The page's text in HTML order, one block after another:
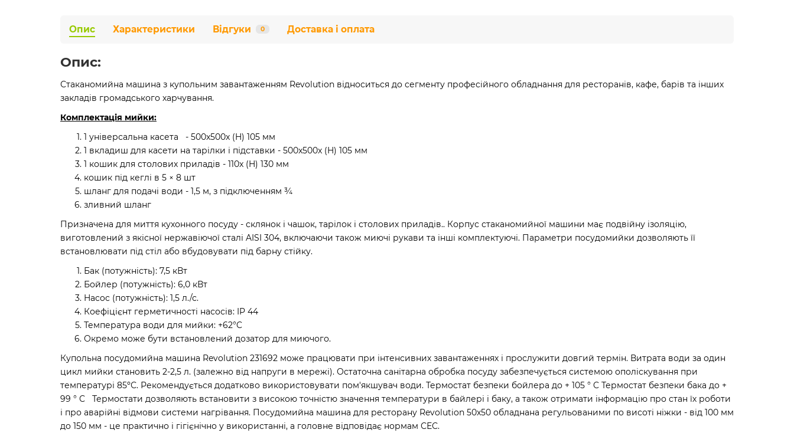
Опис Характеристики Відгуки 0 Доставка і оплата
Опис:
Стаканомийна машина з купольним завантаженням Revolution відноситься до сегменту професійного обладнання для ресторанів, кафе, барів та інших
закладів громадського харчування.
Комплектація мийки:
1 універсальна касета - 500x500x (H) 105 мм
1 вкладиш для касети на тарілки і підставки - 500x500x (H) 105 мм
1 кошик для столових приладів - 110x (H) 130 мм
кошик під кеглі в 5 × 8 шт
шланг для подачі води - 1,5 м, з підключенням ¾
зливний шланг
Призначена для миття кухонного посуду - склянок і чашок, тарілок і столових приладів.. Корпус стаканомийної машини має подвійну ізоляцію,
виготовлений з якісної нержавіючої сталі AISI 304, включаючи також миючі рукави та інші комплектуючі. Параметри посудомийки дозволяють її
встановлювати під стіл або вбудовувати під барну стійку.
Бак (потужність): 7,5 кВт
Бойлер (потужність): 6,0 кВт
Hacoc (потужність): 1,5 л./с.
Коефіцієнт герметичності насосів: IP 44
Температура води для мийки: +62°C
Окремо може бути встановлений дозатор для миючого.
Купольна посудомийна машина Revolution 231692 може працювати при інтенсивних завантаженнях і прослужити довгий термін. Витрата води за один
цикл мийки становить 2-2,5 л. (залежно від напруги в мережі). Остаточна санітарна обробка посуду забезпечується системою ополіскування при
температурі 85ºС. Рекомендується додатково використовувати пом'якшувач води. Термостат безпеки бойлера до + 105 ° C Термостат безпеки бака до +
99 ° C Термостати дозволяють встановити з високою точністю значення температури в байлері і баку, а також отримати інформацію про стан їх роботи
і про аварійні відмови системи нагрівання. Посудомийна машина для ресторану Revolution 50x50 обладнана регульованими по висоті ніжки - від 100 мм
до 150 мм - це практично і гігієнічно у використанні, а головне відповідає нормам СЕС.